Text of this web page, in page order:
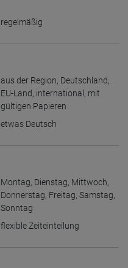
regelmäßig
aus der Region, Deutschland,
EU-Land, international, mit
gültigen Papieren
etwas Deutsch
Montag, Dienstag, Mittwoch,
Donnerstag, Freitag, Samstag,
Sonntag
flexible Zeiteinteilung